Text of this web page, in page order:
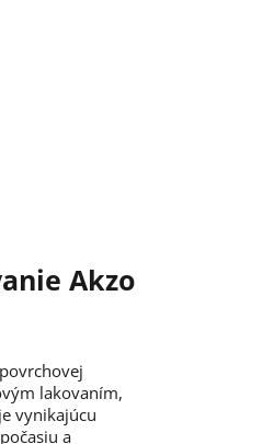
Akzo
lakovaním,
vynikajúcu
a